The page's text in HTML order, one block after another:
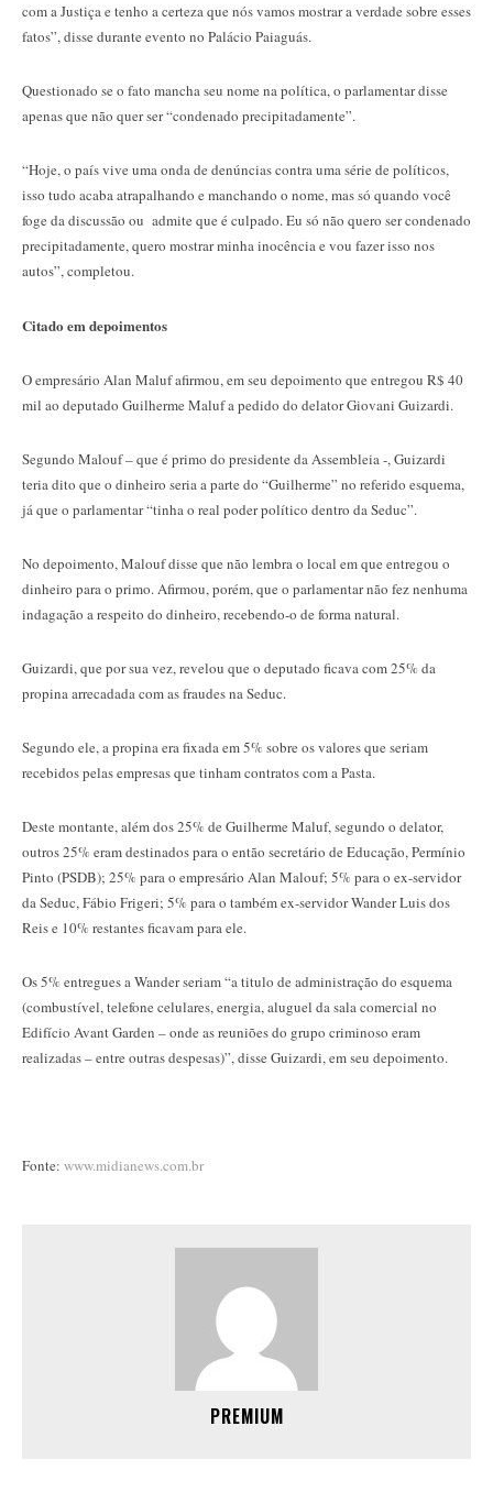
com a Justiça e tenho a certeza que nós vamos mostrar a verdade sobre esses
fatos”, disse durante evento no Palácio Paiaguás.
Questionado se o fato mancha seu nome na política, o parlamentar disse
apenas que não quer ser “condenado precipitadamente”.
“Hoje, o país vive uma onda de denúncias contra uma série de políticos,
isso tudo acaba atrapalhando e manchando o nome, mas só quando você
foge da discussão ou admite que é culpado. Eu só não quero ser condenado
precipitadamente, quero mostrar minha inocência e vou fazer isso nos
autos”, completou.
Citado em depoimentos
O empresário Alan Maluf afirmou, em seu depoimento que entregou R$ 40
mil ao deputado Guilherme Maluf a pedido do delator Giovani Guizardi.
Segundo Malouf – que é primo do presidente da Assembleia -, Guizardi
teria dito que o dinheiro seria a parte do “Guilherme” no referido esquema,
já que o parlamentar “tinha o real poder político dentro da Seduc”.
No depoimento, Malouf disse que não lembra o local em que entregou o
dinheiro para o primo. Afirmou, porém, que o parlamentar não fez nenhuma
indagação a respeito do dinheiro, recebendo-o de forma natural.
Guizardi, que por sua vez, revelou que o deputado ficava com 25% da
propina arrecadada com as fraudes na Seduc.
Segundo ele, a propina era fixada em 5% sobre os valores que seriam
recebidos pelas empresas que tinham contratos com a Pasta.
Deste montante, além dos 25% de Guilherme Maluf, segundo o delator,
outros 25% eram destinados para o então secretário de Educação, Permínio
Pinto (PSDB); 25% para o empresário Alan Malouf; 5% para o ex-servidor
da Seduc, Fábio Frigeri; 5% para o também ex-servidor Wander Luis dos
Reis e 10% restantes ficavam para ele.
Os 5% entregues a Wander seriam “a titulo de administração do esquema
(combustível, telefone celulares, energia, aluguel da sala comercial no
Edifício Avant Garden – onde as reuniões do grupo criminoso eram
realizadas – entre outras despesas)”, disse Guizardi, em seu depoimento.
Fonte: www.midianews.com.br
PREMIUM